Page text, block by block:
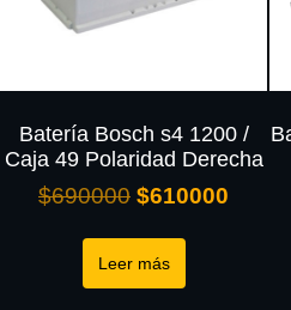
Batería Bosch s4 1200 /
Caja 49 Polaridad Derecha
$690000 $610000
Leer más